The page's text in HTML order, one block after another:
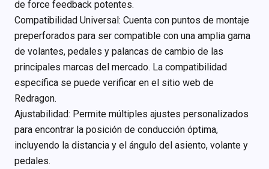
de force feedback potentes.
Compatibilidad Universal: Cuenta con puntos de montaje
preperforados para ser compatible con una amplia gama
de volantes, pedales y palancas de cambio de las
principales marcas del mercado. La compatibilidad
específica se puede verificar en el sitio web de
Redragon.
Ajustabilidad: Permite múltiples ajustes personalizados
para encontrar la posición de conducción óptima,
incluyendo la distancia y el ángulo del asiento, volante y
pedales.